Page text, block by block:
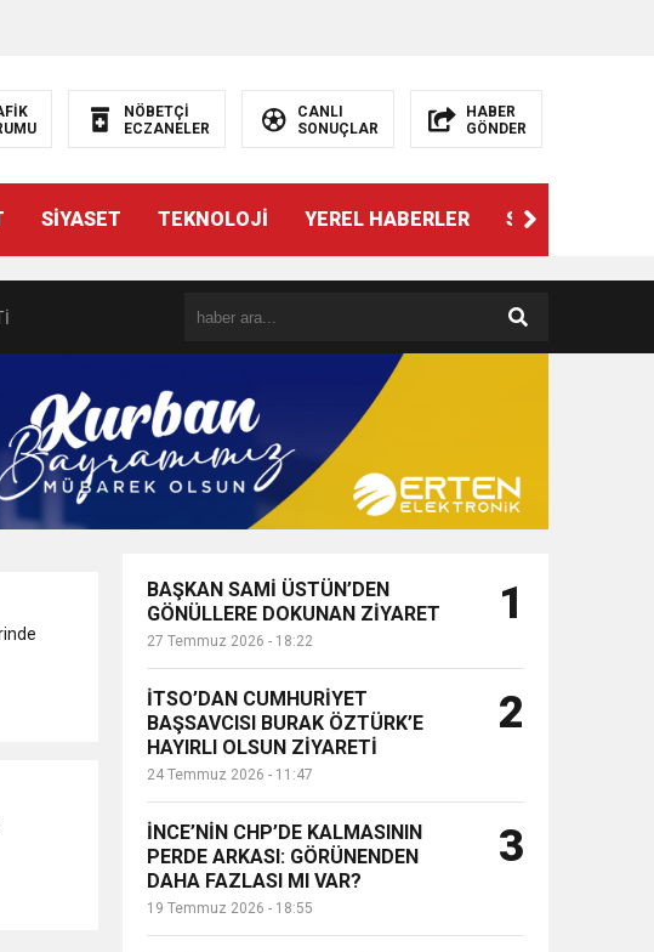
NÖBETÇİ
ECZANELER
CANLI
SONUÇLAR
HABER
GÖNDER
SİYASET TEKNOLOJİ YEREL HABERLER SPOR
BAŞKAN SAMİ ÜSTÜN’DEN
GÖNÜLLERE DOKUNAN ZİYARET
27 Temmuz 2026 - 18:22
1
İTSO’DAN CUMHURİYET
BAŞSAVCISI BURAK ÖZTÜRK’E
HAYIRLI OLSUN ZİYARETİ
24 Temmuz 2026 - 11:47
2
İNCE’NİN CHP’DE KALMASININ
PERDE ARKASI: GÖRÜNENDEN
DAHA FAZLASI MI VAR?
19 Temmuz 2026 - 18:55
3